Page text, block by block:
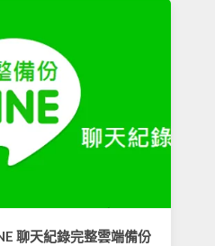
聊天紀錄完整雲端備份